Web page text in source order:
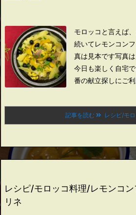
モロッコと言えば
続いてレモンコン
真は見本です写真
今日も楽しく自宅
番の献立探しにご
記事を読む レシピ/モ
レシピ/モロッコ料理/レモンコ
リネ